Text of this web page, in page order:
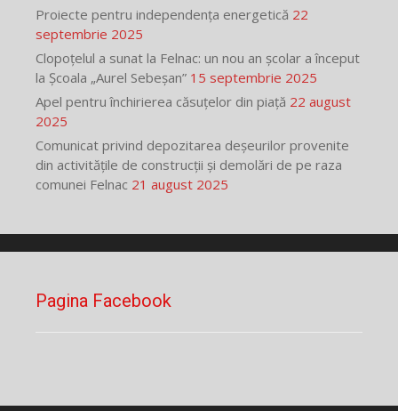
Proiecte pentru independența energetică 22
septembrie 2025
Clopoțelul a sunat la Felnac: un nou an școlar a început
la Școala „Aurel Sebeșan” 15 septembrie 2025
Apel pentru închirierea căsuțelor din piață 22 august
2025
Comunicat privind depozitarea deșeurilor provenite
din activitățile de construcții și demolări de pe raza
comunei Felnac 21 august 2025
Pagina Facebook